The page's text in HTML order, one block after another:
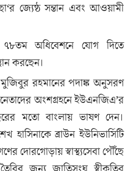
জ্যেষ্ঠ সন্তান এবং আওয়ামী
৭৮তম অধিবেশনে যোগ দিতে
করছেন।
মুজিবুর রহমানের পদাঙ্ক অনুসরণ
অংশগ্রহনে ইউএনজিএ’র
মতো বাংলায় ভাষণ দেন।
হাসিনাকে ব্রাউন ইউনিভার্সিটি
দোরগোড়ায় স্বাস্থ্যসেবা পৌঁছে